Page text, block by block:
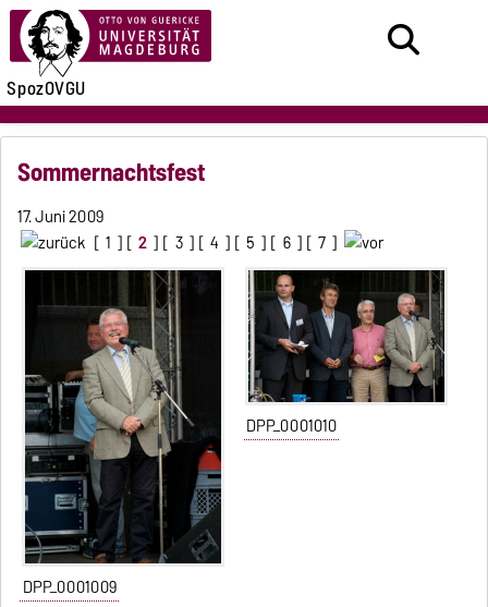
SpozOVGU
Sommernachtsfest
17. Juni 2009
[ 1 ] [ 2 ] [ 3 ] [ 4 ] [ 5 ] [ 6 ] [ 7 ]
DPP_0001009
DPP_0001010